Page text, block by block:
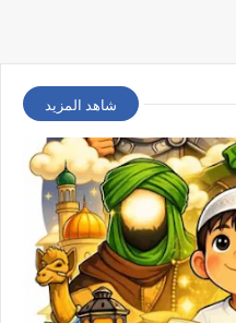
شاهد المزيد